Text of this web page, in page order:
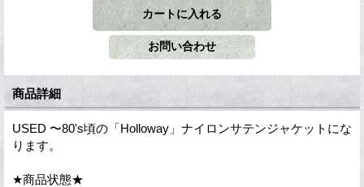
商品詳細
USED 〜80's頃の「Holloway」ナイロンサテンジャケットにな
ります。
★商品状態★